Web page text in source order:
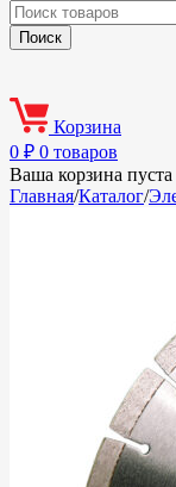
Корзина
0 ₽ 0 товаров
Ваша корзина пуста
Главная/Каталог/